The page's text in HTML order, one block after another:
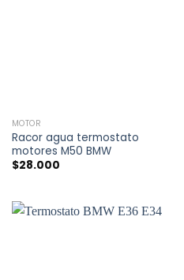
MOTOR
Racor agua termostato
motores M50 BMW
$28.000